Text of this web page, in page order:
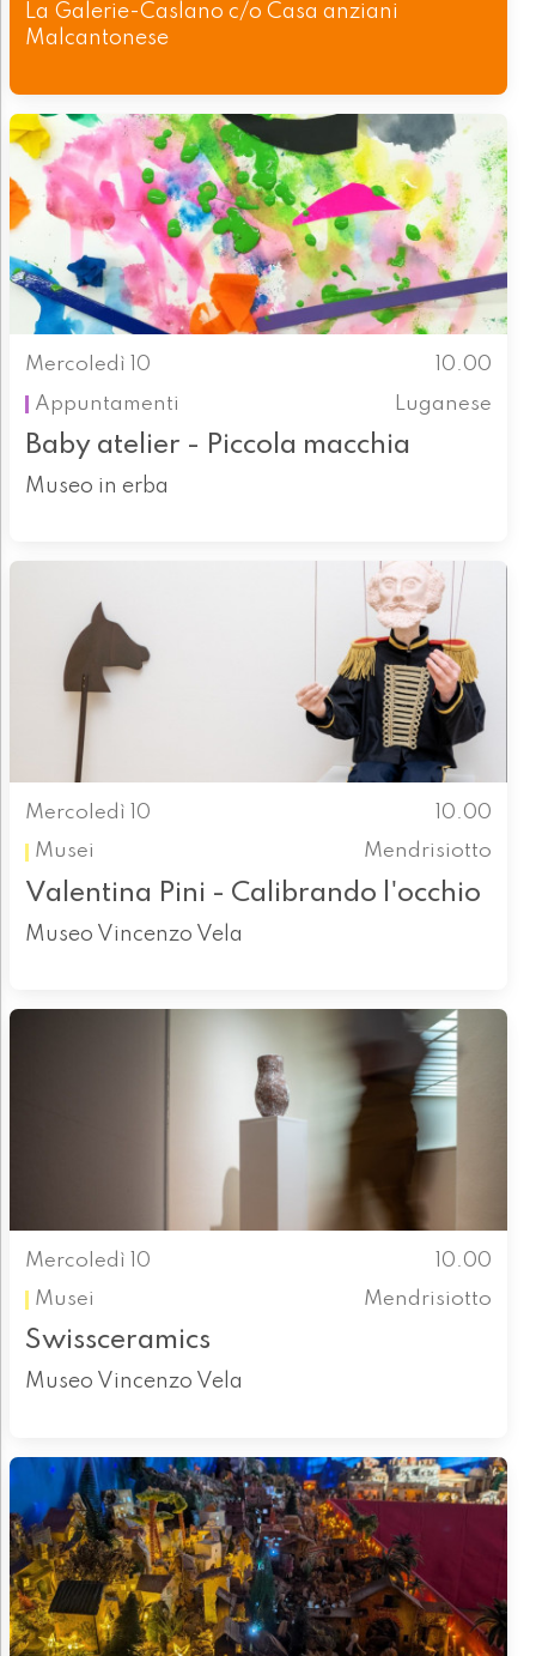
La Galerie-Caslano c/o Casa anziani
Malcantonese
Mercoledì 10
10.00
Appuntamenti
Luganese
Baby atelier - Piccola macchia
Museo in erba
Mercoledì 10
10.00
Musei
Mendrisiotto
Valentina Pini - Calibrando l'occhio
Museo Vincenzo Vela
Mercoledì 10
10.00
Musei
Mendrisiotto
Swissceramics
Museo Vincenzo Vela